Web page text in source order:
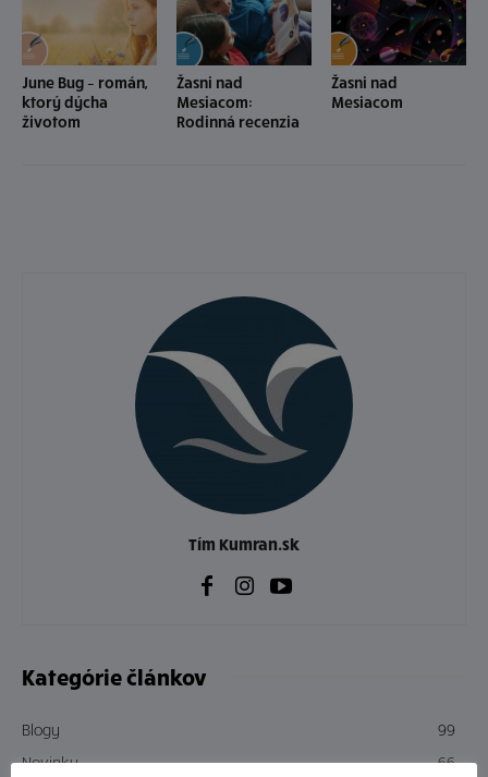
June Bug – román,
ktorý dýcha
životom
Žasni nad
Mesiacom:
Rodinná recenzia
Žasni nad
Mesiacom
Tím Kumran.sk
Kategórie článkov
Blogy
99
Novinky
66